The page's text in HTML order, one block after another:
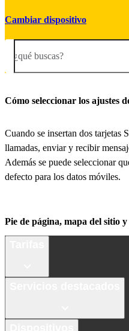
Cambiar dispositivo
¿qué buscas?
Cómo seleccionar los ajustes
Cuando se insertan dos tarjetas
llamadas, enviar y recibir
Además se puede seleccionar
defecto para los datos móviles.
Pie de página, mapa del sitio